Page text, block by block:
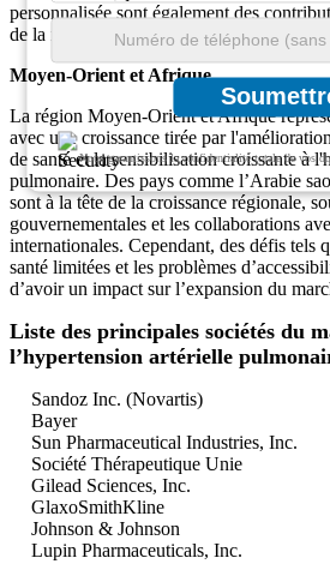
Nous garantissons la confidentialité totale de vos
personnalisée sont également des
de la région.
Moyen-Orient et Afrique
La région Moyen-Orient et Afrique
avec une croissance tirée par
de santé et la sensibilisation croissante à
pulmonaire. Des pays comme l’Arabie
sont à la tête de la croissance régionale,
gouvernementales et les collaborations
internationales. Cependant, des défis tels
santé limitées et les problèmes
d’avoir un impact sur l’expansion du
Liste des principales sociétés du
l’hypertension artérielle
Sandoz Inc. (Novartis)
Bayer
Sun Pharmaceutical Industries, Inc.
Société Thérapeutique Unie
Gilead Sciences, Inc.
GlaxoSmithKline
Johnson & Johnson
Lupin Pharmaceuticals, Inc.